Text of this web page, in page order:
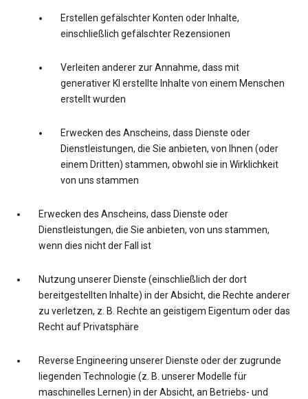
Erstellen gefälschter Konten oder Inhalte,
einschließlich gefälschter Rezensionen
Verleiten anderer zur Annahme, dass mit
generativer KI erstellte Inhalte von einem Menschen
erstellt wurden
Erwecken des Anscheins, dass Dienste oder
Dienstleistungen, die Sie anbieten, von Ihnen (oder
einem Dritten) stammen, obwohl sie in Wirklichkeit
von uns stammen
Erwecken des Anscheins, dass Dienste oder
Dienstleistungen, die Sie anbieten, von uns stammen,
wenn dies nicht der Fall ist
Nutzung unserer Dienste (einschließlich der dort
bereitgestellten Inhalte) in der Absicht, die Rechte anderer
zu verletzen, z. B. Rechte an geistigem Eigentum oder das
Recht auf Privatsphäre
Reverse Engineering unserer Dienste oder der zugrunde
liegenden Technologie (z. B. unserer Modelle für
maschinelles Lernen) in der Absicht, an Betriebs- und